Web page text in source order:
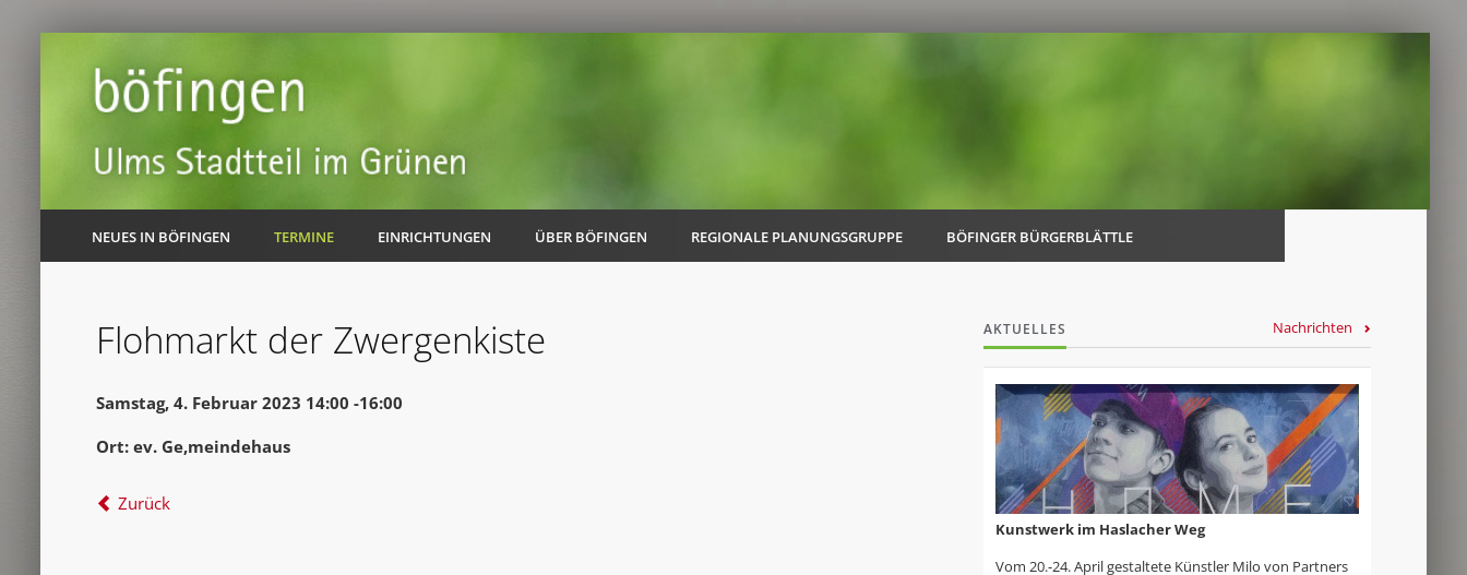
NEUES IN BÖFINGEN TERMINE EINRICHTUNGEN ÜBER BÖFINGEN REGIONALE PLANUNGSGRUPPE BÖFINGER BÜRGERBLÄTTLE
Flohmarkt der Zwergenkiste
Samstag, 4. Februar 2023 14:00 -16:00
Ort: ev. Ge,meindehaus
Zurück
AKTUELLES Nachrichten
Kunstwerk im Haslacher Weg
Vom 20.-24. April gestaltete Künstler Milo von Partners